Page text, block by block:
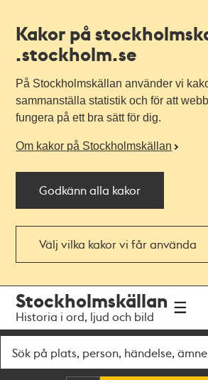
Kakor på
.stockholm.se
På Stockholmskällan använder vi
sammanställa statistik och för att
fungera på ett bra sätt för dig.
Om kakor på Stockholmskällan
Godkänn alla kakor
Välj vilka kakor vi får använda
navigationen
huvudinnehållet
Stockholmskällan
Historia i ord, ljud och bild